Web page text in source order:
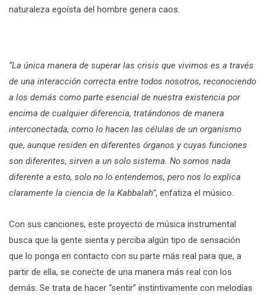
naturaleza egoísta del hombre genera caos.
“La única manera de superar las crisis que vivimos es a través
de una interacción correcta entre todos nosotros, reconociendo
a los demás como parte esencial de nuestra existencia por
encima de cualquier diferencia, tratándonos de manera
interconectada, como lo hacen las células de un organismo
que, aunque residen en diferentes órganos y cuyas funciones
son diferentes, sirven a un solo sistema. No somos nada
diferente a esto, solo no lo entendemos, pero nos lo explica
claramente la ciencia de la Kabbalah”, enfatiza el músico.
Con sus canciones, este proyecto de música instrumental
busca que la gente sienta y perciba algún tipo de sensación
que lo ponga en contacto con su parte más real para que, a
partir de ella, se conecte de una manera más real con los
demás. Se trata de hacer “sentir” instintivamente con melodías